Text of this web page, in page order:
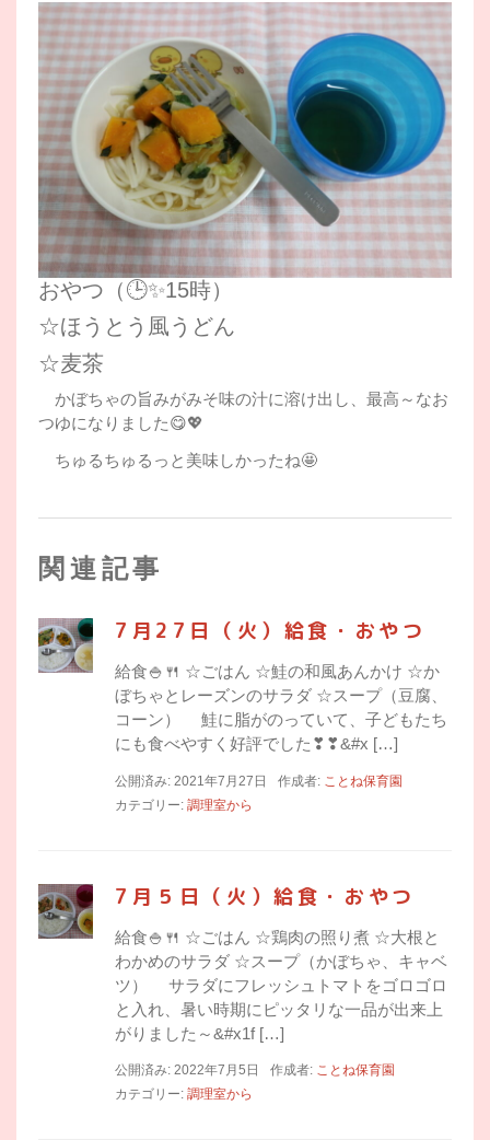
おやつ（🕒✨15時）
☆ほうとう風うどん
☆麦茶
かぼちゃの旨みがみそ味の汁に溶け出し、最高～なお
つゆになりました😋💖
ちゅるちゅるっと美味しかったね🤩
関連記事
7月27日（火）給食・おやつ
給食🍚🍴 ☆ごはん ☆鮭の和風あんかけ ☆か
ぼちゃとレーズンのサラダ ☆スープ（豆腐、
コーン） 鮭に脂がのっていて、子どもたち
にも食べやすく好評でした❣❣&#x […]
公開済み: 2021年7月27日 作成者: ことね保育園
カテゴリー: 調理室から
7月５日（火）給食・おやつ
給食🍚🍴 ☆ごはん ☆鶏肉の照り煮 ☆大根と
わかめのサラダ ☆スープ（かぼちゃ、キャベ
ツ） サラダにフレッシュトマトをゴロゴロ
と入れ、暑い時期にピッタリな一品が出来上
がりました～&#x1f […]
公開済み: 2022年7月5日 作成者: ことね保育園
カテゴリー: 調理室から